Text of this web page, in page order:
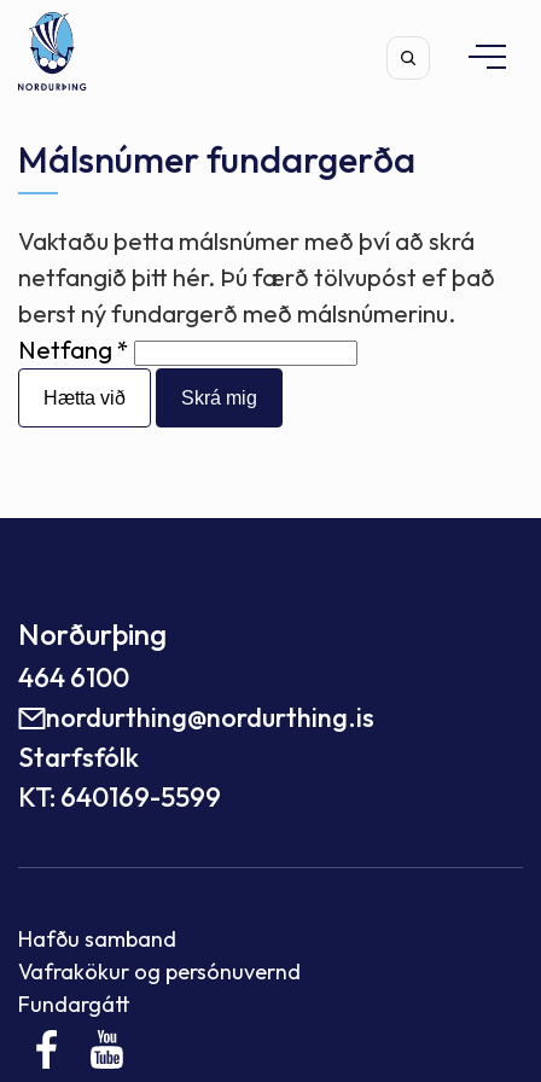
Leita
Málsnúmer fundargerða
Vaktaðu þetta málsnúmer með því að skrá
netfangið þitt hér. Þú færð tölvupóst ef það
berst ný fundargerð með málsnúmerinu.
Netfang
Hætta við
Norðurþing
464 6100
nordurthing@nordurthing.is
Starfsfólk
KT: 640169-5599
Hafðu samband
Vafrakökur og persónuvernd
Fundargátt